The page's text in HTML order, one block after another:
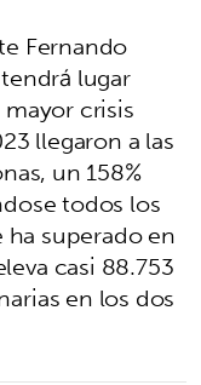
Fernando
lugar
crisis
llegaron a las
un 158%
todos los
superado en
casi 88.753
en los dos